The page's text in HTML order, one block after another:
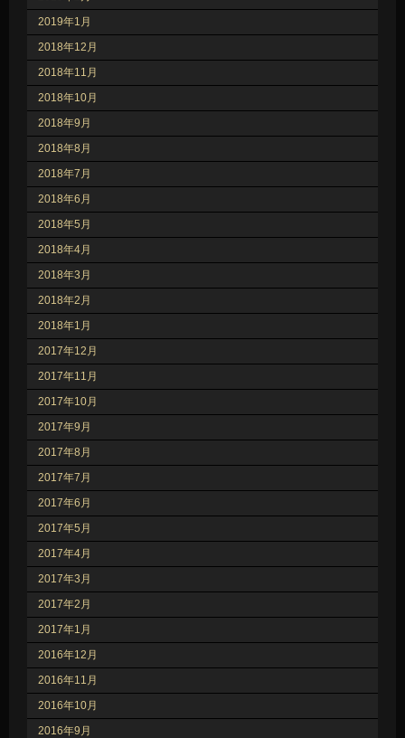
2019年1月
2018年12月
2018年11月
2018年10月
2018年9月
2018年8月
2018年7月
2018年6月
2018年5月
2018年4月
2018年3月
2018年2月
2018年1月
2017年12月
2017年11月
2017年10月
2017年9月
2017年8月
2017年7月
2017年6月
2017年5月
2017年4月
2017年3月
2017年2月
2017年1月
2016年12月
2016年11月
2016年10月
2016年9月